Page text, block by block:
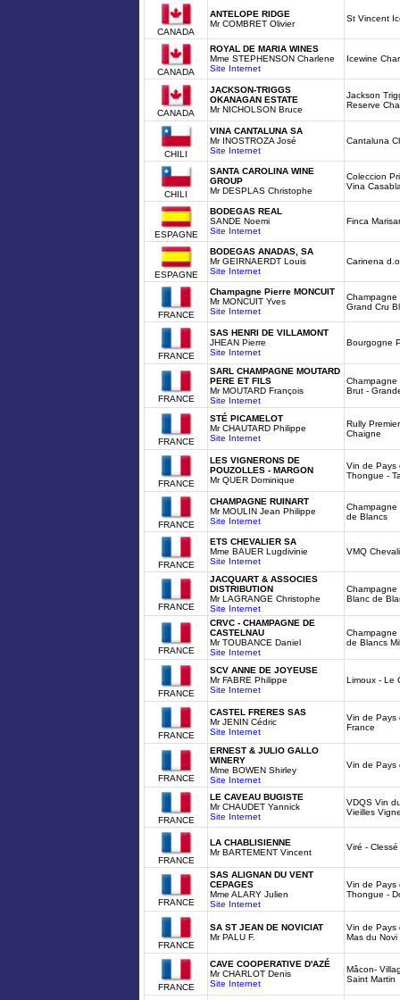
CANADA
ANTELOPE RIDGE
Mr COMBRET Olivier
St Vincent
CANADA
ROYAL DE MARIA WINES
Mme STEPHENSON Charlene
Site Internet
Icewine
CANADA
JACKSON-TRIGGS
OKANAGAN ESTATE
Mr NICHOLSON Bruce
Jackson
Reserve
CHILI
VINA CANTALUNA SA
Mr INOSTROZA José
Site Internet
Cantaluna
CHILI
SANTA CAROLINA WINE
GROUP
Mr DESPLAS Christophe
Coleccion
Vina
ESPAGNE
BODEGAS REAL
SANDE Noemi
Site Internet
Finca
ESPAGNE
BODEGAS ANADAS, SA
Mr GEIRNAERDT Louis
Site Internet
Carinena
FRANCE
Champagne Pierre MONCUIT
Mr MONCUIT Yves
Site Internet
Champagne
Grand Cru
FRANCE
SAS HENRI DE VILLAMONT
JHEAN Pierre
Site Internet
Bourgogne
FRANCE
SARL CHAMPAGNE MOUTARD
PERE ET FILS
Mr MOUTARD François
Site Internet
Champagne
Brut -
FRANCE
STÉ PICAMELOT
Mr CHAUTARD Philippe
Site Internet
Rully
Chaigne
FRANCE
LES VIGNERONS DE
POUZOLLES - MARGON
Mr QUER Dominique
Vin de Pays
Thongue -
FRANCE
CHAMPAGNE RUINART
Mr MOULIN Jean Philippe
Site Internet
Champagne
de Blancs
FRANCE
ETS CHEVALIER SA
Mme BAUER Lugdivinie
Site Internet
VMQ
FRANCE
JACQUART & ASSOCIES
DISTRIBUTION
Mr LAGRANGE Christophe
Site Internet
Champagne
Blanc de
FRANCE
CRVC - CHAMPAGNE DE
CASTELNAU
Mr TOUBANCE Daniel
Site Internet
Champagne
de Blancs
FRANCE
SCV ANNE DE JOYEUSE
Mr FABRE Philippe
Site Internet
Limoux - Le
FRANCE
CASTEL FRERES SAS
Mr JENIN Cédric
Site Internet
Vin de Pays
France
FRANCE
ERNEST & JULIO GALLO
WINERY
Mme BOWEN Shirley
Site Internet
Vin de Pays
FRANCE
LE CAVEAU BUGISTE
Mr CHAUDET Yannick
Site Internet
VDQS Vin
Vieilles
FRANCE
LA CHABLISIENNE
Mr BARTEMENT Vincent
Viré -
FRANCE
SAS ALIGNAN DU VENT
CEPAGES
Mme ALARY Julien
Site Internet
Vin de Pays
Thongue -
FRANCE
SA ST JEAN DE NOVICIAT
Mr PALU F.
Vin de Pays
Mas du Novi
FRANCE
CAVE COOPERATIVE D'AZÉ
Mr CHARLOT Denis
Site Internet
Mâcon-
Saint Martin